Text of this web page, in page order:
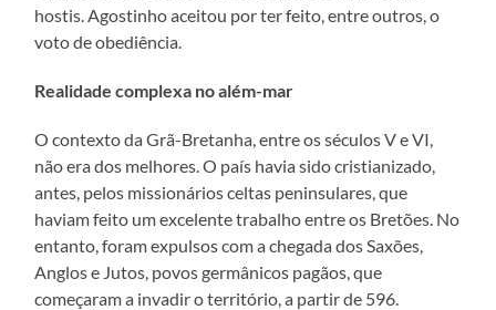
hostis. Agostinho aceitou por ter feito, entre outros, o
voto de obediência.
Realidade complexa no além-mar
O contexto da Grã-Bretanha, entre os séculos V e VI,
não era dos melhores. O país havia sido cristianizado,
antes, pelos missionários celtas peninsulares, que
haviam feito um excelente trabalho entre os Bretões. No
entanto, foram expulsos com a chegada dos Saxões,
Anglos e Jutos, povos germânicos pagãos, que
começaram a invadir o território, a partir de 596.